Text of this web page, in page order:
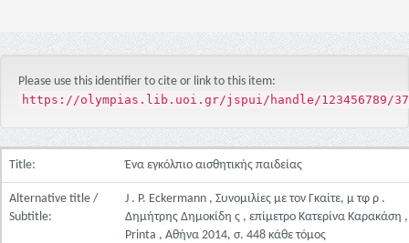
Please use this identifier to cite or link to this item:
https://olympias.lib.uoi.gr/jspui/handle/123456789/
Title: Ένα εγκόλπιο αισθητικής παιδείας
Alternative title /
Subtitle:
J . P. Eckermann , Συνομιλίες με τον Γκαίτε, μ τφ ρ .
Δημήτρης Δημοκίδη ς , επίμετρο Κατερίνα Καρακάση ,
Printa , Αθήνα 2014, σ. 448 κάθε τόμος